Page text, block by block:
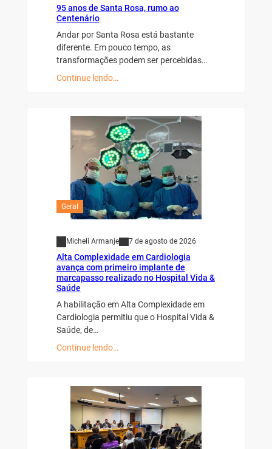
95 anos de Santa Rosa, rumo ao
Centenário
Andar por Santa Rosa está bastante
diferente. Em pouco tempo, as
transformações podem ser percebidas…
Continue lendo…
Geral
Micheli Armanje 7 de agosto de 2026
Alta Complexidade em Cardiologia
avança com primeiro implante de
marcapasso realizado no Hospital Vida &
Saúde
A habilitação em Alta Complexidade em
Cardiologia permitiu que o Hospital Vida &
Saúde, de…
Continue lendo…